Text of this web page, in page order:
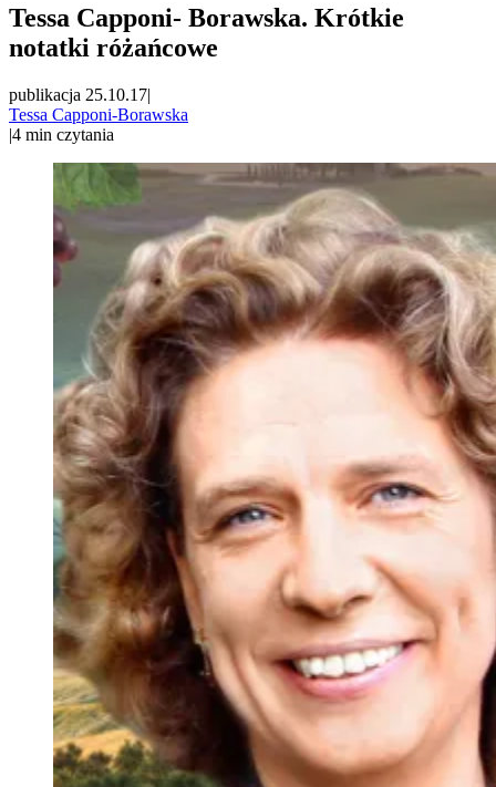
Tessa Capponi- Borawska. Krótkie
notatki różańcowe
publikacja 25.10.17|
Tessa Capponi-Borawska
|4 min czytania